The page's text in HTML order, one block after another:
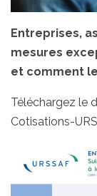
Entreprises,
mesures
et comment
Téléchargez le
Cotisations-